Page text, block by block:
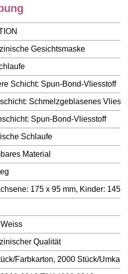
Gesichtsmaske
Schicht: Spun-Bond-Vliesstoff
Schmelzgeblasenes Vlies
Spun-Bond-Vliesstoff
Schlaufe
Material
175 x 95 mm, Kinder: 145
Qualität
Farbkarton, 2000 Stück/